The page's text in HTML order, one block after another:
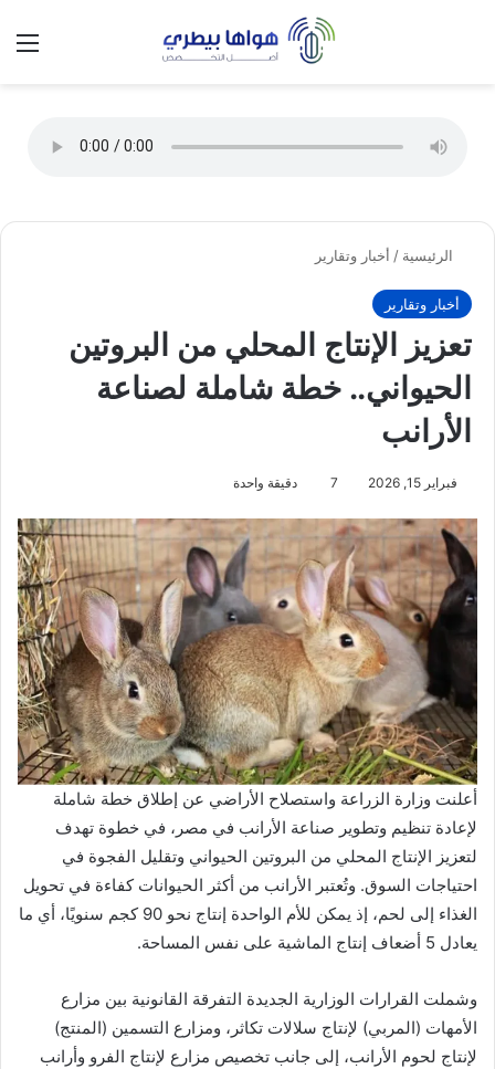
الوضع
الرئيسية / أخبار وتقارير
أخبار وتقارير
تعزيز الإنتاج المحلي من البروتين
الحيواني.. خطة شاملة لصناعة
الأرانب
فبراير 15, 2026 7 دقيقة واحدة
أعلنت وزارة الزراعة واستصلاح الأراضي عن إطلاق خطة شاملة
لإعادة تنظيم وتطوير صناعة الأرانب في مصر، في خطوة تهدف
لتعزيز الإنتاج المحلي من البروتين الحيواني وتقليل الفجوة في
احتياجات السوق. وتُعتبر الأرانب من أكثر الحيوانات كفاءة في تحويل
الغذاء إلى لحم، إذ يمكن للأم الواحدة إنتاج نحو 90 كجم سنويًا، أي ما
يعادل 5 أضعاف إنتاج الماشية على نفس المساحة.
وشملت القرارات الوزارية الجديدة التفرقة القانونية بين مزارع
الأمهات (المربي) لإنتاج سلالات تكاثر، ومزارع التسمين (المنتج)
لإنتاج لحوم الأرانب، إلى جانب تخصيص مزارع لإنتاج الفرو وأرانب